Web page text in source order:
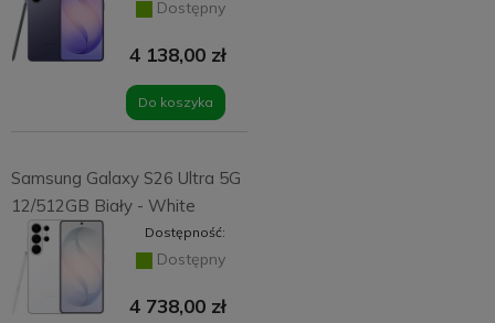
Dostępny
4 138,00 zł
Do koszyka
Samsung Galaxy S26 Ultra 5G
12/512GB Biały - White
Dostępność:
Dostępny
4 738,00 zł